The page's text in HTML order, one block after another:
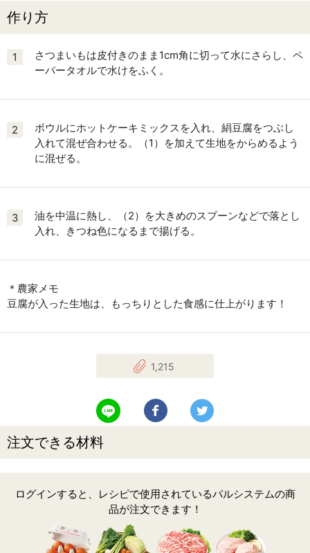
作り方
1
さつまいもは皮付きのまま1cm角に切って水にさらし、ペ
ーパータオルで水けをふく。
2
ボウルにホットケーキミックスを入れ、絹豆腐をつぶし
入れて混ぜ合わせる。（1）を加えて生地をからめるよう
に混ぜる。
3
油を中温に熱し、（2）を大きめのスプーンなどで落とし
入れ、きつね色になるまで揚げる。
＊農家メモ
豆腐が入った生地は、もっちりとした食感に仕上がります！
1,215
LINEで送る Facebookでシェアする
注文できる材料
ログインすると、レシピで使用されているパルシステムの商
品が注文できます！